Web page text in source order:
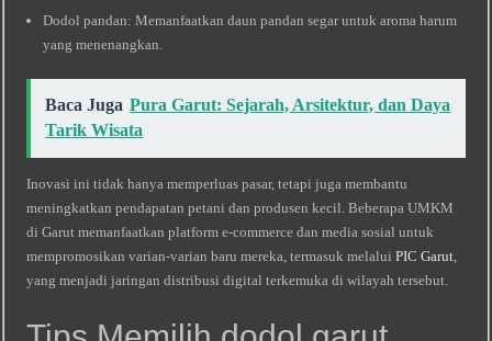
Dodol pandan: Memanfaatkan daun pandan segar untuk aroma harum
yang menenangkan.
Baca Juga Pura Garut: Sejarah, Arsitektur, dan Daya
Tarik Wisata
Inovasi ini tidak hanya memperluas pasar, tetapi juga membantu
meningkatkan pendapatan petani dan produsen kecil. Beberapa UMKM
di Garut memanfaatkan platform e‑commerce dan media sosial untuk
mempromosikan varian‑varian baru mereka, termasuk melaluiPIC Garut
yang menjadi jaringan distribusi digital terkemuka di wilayah tersebut.